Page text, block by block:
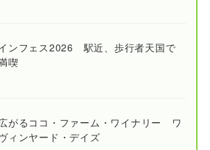
ンフェス2026 駅近、歩行者天国で
喫
がるココ・ファーム・ワイナリー ワ
ィンヤード・デイズ